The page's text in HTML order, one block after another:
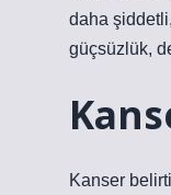
daha
güçsüzlük,
Kanser